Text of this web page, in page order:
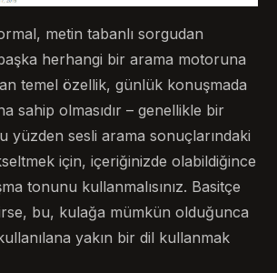
metin tabanlı sorgudan
herhangi bir arama motoruna
temel özellik, günlük konuşmada
sahip olmasıdır – genellikle bir
yüzden sesli arama sonuçlarındaki
için, içeriğinizde olabildiğince
tonunu kullanmalısınız. Basitçe
bu, kulağa mümkün olduğunca
yakın bir dil kullanmak